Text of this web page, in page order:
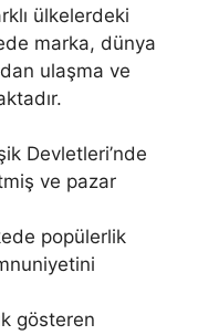
ülkelerdeki
marka, dünya
ulaşma ve
Devletleri’nde
ve pazar
popülerlik
gösteren